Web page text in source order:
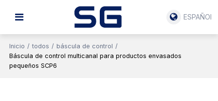
ESPAÑOL
Inicio / todos / báscula de control /
Báscula de control multicanal para productos envasados
pequeños SCP6